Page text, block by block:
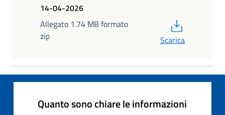
14-04-2026
Allegato 1.74 MB formato
zip
Scarica
Quanto sono chiare le informazioni